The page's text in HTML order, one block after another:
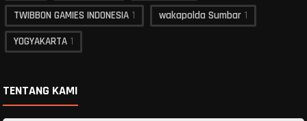
TWIBBON GAMIES INDONESIA 1 wakapolda Sumbar 1
YOGYAKARTA 1
TENTANG KAMI